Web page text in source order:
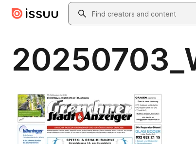
Skip to main contentSearch